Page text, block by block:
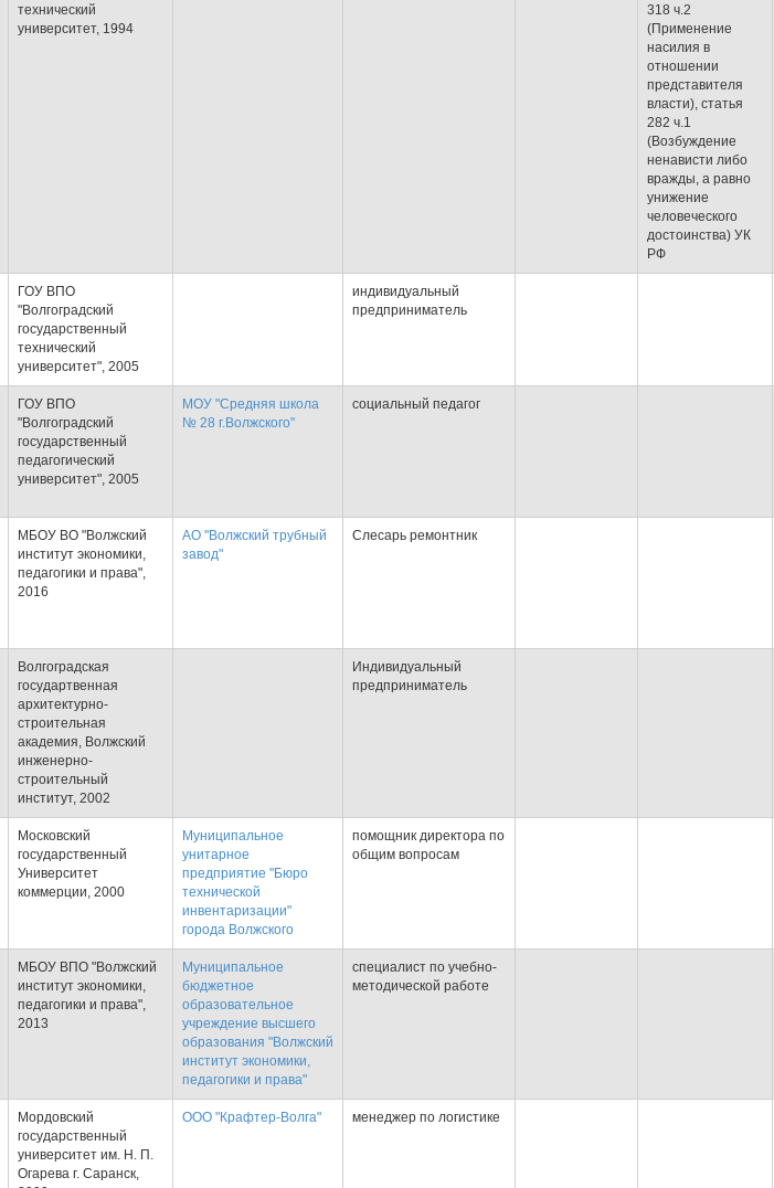
технический
университет, 1994
318 ч.2
(Применение
насилия в
отношении
представителя
власти), статья
282 ч.1
(Возбуждение
ненависти либо
вражды, а равно
унижение
человеческого
достоинства) УК
РФ
ГОУ ВПО
"Волгоградский
государственный
технический
университет", 2005
индивидуальный
предприниматель
ГОУ ВПО
"Волгоградский
государственный
педагогический
университет", 2005
МОУ "Средняя школа
№ 28 г.Волжского"
социальный педагог
МБОУ ВО "Волжский
институт экономики,
педагогики и права",
2016
АО "Волжский трубный
завод"
Слесарь ремонтник
Волгоградская
государтвенная
архитектурно-
строительная
академия, Волжский
инженерно-
строительный
институт, 2002
Индивидуальный
предприниматель
Московский
государственный
Университет
коммерции, 2000
Муниципальное
унитарное
предприятие "Бюро
технической
инвентаризации"
города Волжского
помощник директора по
общим вопросам
МБОУ ВПО "Волжский
институт экономики,
педагогики и права",
2013
Муниципальное
бюджетное
образовательное
учреждение высшего
образования "Волжский
институт экономики,
педагогики и права"
специалист по учебно-
методической работе
Мордовский
государственный
университет им. Н. П.
Огарева г. Саранск,
ООО "Крафтер-Волга" менеджер по логистике